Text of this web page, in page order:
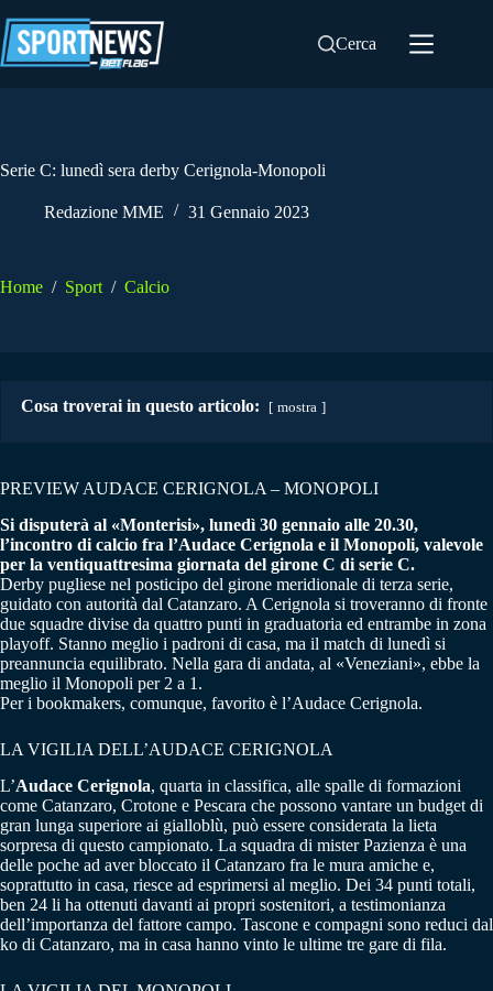
al
contenuto
Cerca
Serie C: lunedì sera derby Cerignola-Monopoli
Redazione MME 31 Gennaio 2023
Home / Sport / Calcio
Cosa troverai in questo articolo: mostra
PREVIEW AUDACE CERIGNOLA – MONOPOLI
Si disputerà al «Monterisi», lunedì 30 gennaio alle 20.30,
l’incontro di calcio fra l’Audace Cerignola e il Monopoli, valevole
per la ventiquattresima giornata del girone C di serie C.
Derby pugliese nel posticipo del girone meridionale di terza serie,
guidato con autorità dal Catanzaro. A Cerignola si troveranno di fronte
due squadre divise da quattro punti in graduatoria ed entrambe in zona
playoff. Stanno meglio i padroni di casa, ma il match di lunedì si
preannuncia equilibrato. Nella gara di andata, al «Veneziani», ebbe la
meglio il Monopoli per 2 a 1.
Per i bookmakers, comunque, favorito è l’Audace Cerignola.
LA VIGILIA DELL’AUDACE CERIGNOLA
L’Audace Cerignola, quarta in classifica, alle spalle di formazioni
come Catanzaro, Crotone e Pescara che possono vantare un budget di
gran lunga superiore ai gialloblù, può essere considerata la lieta
sorpresa di questo campionato. La squadra di mister Pazienza è una
delle poche ad aver bloccato il Catanzaro fra le mura amiche e,
soprattutto in casa, riesce ad esprimersi al meglio. Dei 34 punti totali,
ben 24 li ha ottenuti davanti ai propri sostenitori, a testimonianza
dell’importanza del fattore campo. Tascone e compagni sono reduci dal
ko di Catanzaro, ma in casa hanno vinto le ultime tre gare di fila.